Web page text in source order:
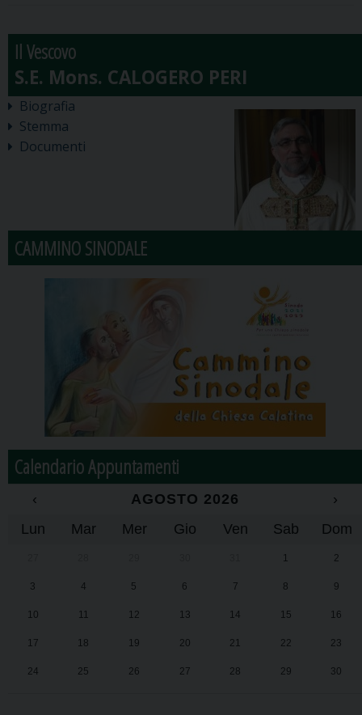
Il Vescovo
Biografia
Stemma
Documenti
CAMMINO SINODALE
Calendario Appuntamenti
‹ AGOSTO 2026
›
Lun
Mar Mer Gio Ven Sab Dom
1 2
3 4 5 6 7 8 9
10 11 12 13 14 15 16
17 18 19 20 21 22 23
24 25 26 27 28 29 30